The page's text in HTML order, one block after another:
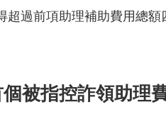
超過前項助理補助費用總
被指控詐領助理